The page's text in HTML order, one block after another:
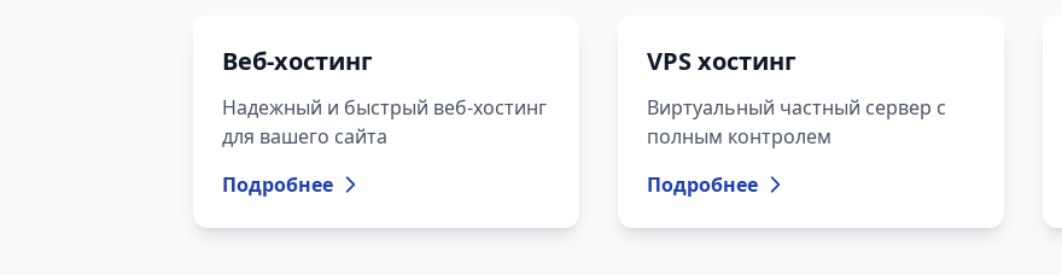
Веб-хостинг
Надежный и быстрый веб-хостинг
для вашего сайта
Подробнее
VPS хостинг
Виртуальный частный сервер с
полным контролем
Подробнее